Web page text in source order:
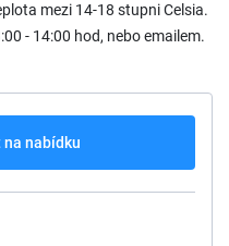
mezi 14-18 stupni Celsia.
- 14:00 hod, nebo emailem.
na nabídku